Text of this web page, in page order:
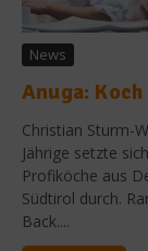
News
Anuga:
Christian Sturm-
Jährige setzte
Profiköche aus
Südtirol durch.
Back....